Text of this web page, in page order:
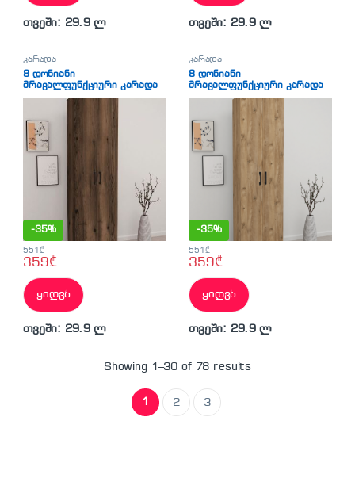
თვეში: 29.9 ლ თვეში: 29.9 ლ
კარადა
8 დონიანი
მრავალფუნქციური კარადა
2 კარით მუქი ხის ფაქტურით
-35%
359₾
551₾
ყიდვა
თვეში: 29.9 ლ
კარადა
8 დონიანი
მრავალფუნქციური კარადა
2 კარით ფიჭვის ფაქტურით
-35%
359₾
551₾
ყიდვა
თვეში: 29.9 ლ
Showing 1–30 of 78 results
1 2 3